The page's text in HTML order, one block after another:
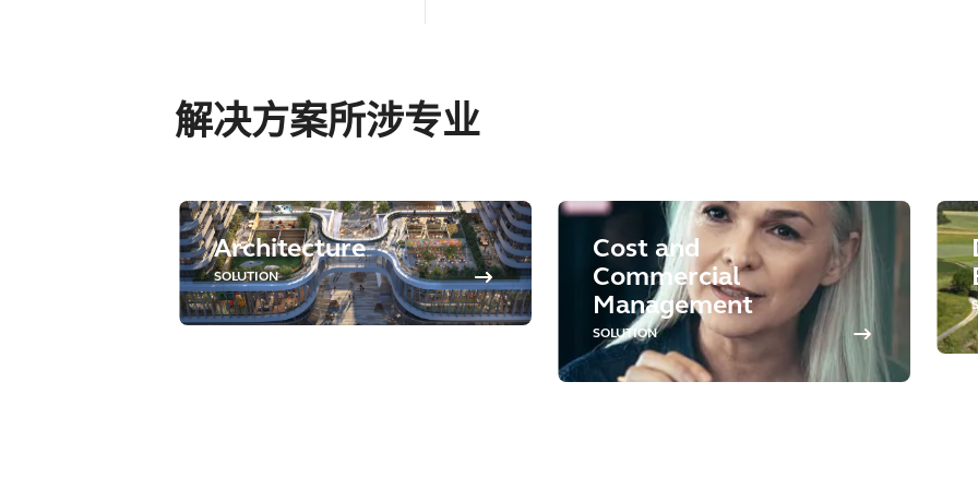
解决方案所涉专业
Architecture
SOLUTION
Cost and
Commercial
Management
SOLUTION